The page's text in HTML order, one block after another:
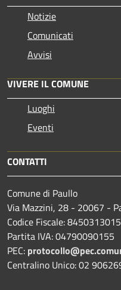
Notizie
Comunicati
Avvisi
VIVERE IL COMUNE
Luoghi
Eventi
CONTATTI
Comune di Paullo
Via Mazzini, 28 - 20067 -
Codice Fiscale:
Partita IVA: 04790090155
PEC:
Centralino Unico: 02